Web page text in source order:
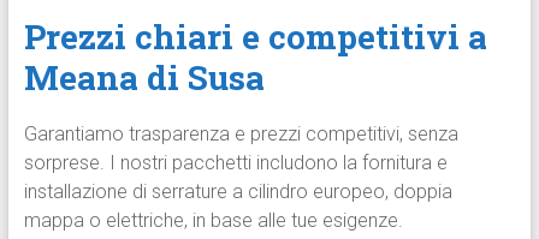
Prezzi chiari e competitivi a
Meana di Susa
Garantiamo trasparenza e prezzi competitivi, senza
sorprese. I nostri pacchetti includono la fornitura e
installazione di serrature a cilindro europeo, doppia
mappa o elettriche, in base alle tue esigenze.